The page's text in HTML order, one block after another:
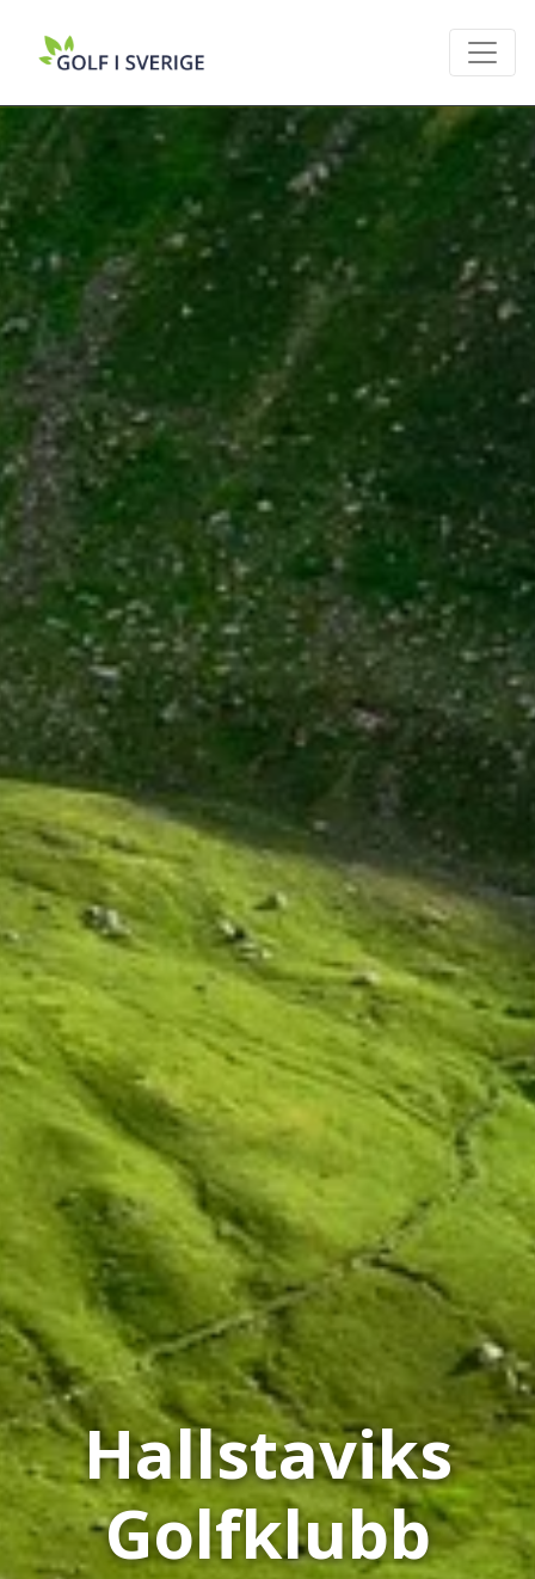
Hallstaviks
Golfklubb